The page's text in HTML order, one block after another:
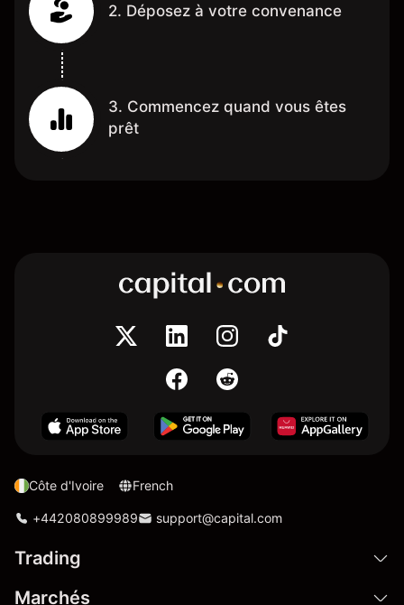
2. Déposez à votre convenance
3. Commencez quand vous êtes
prêt
Côte d'Ivoire French
+442080899989 support@capital.com
Trading
Marchés